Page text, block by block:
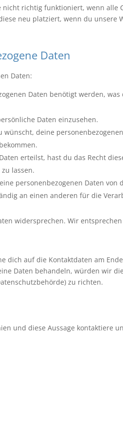
richtig funktioniert, wenn alle
neu platziert, wenn du unsere
Daten
Daten:
Daten benötigt werden,
Daten einzusehen.
deine
erteilst, hast du das Recht
lassen.
personenbezogenen Daten von
an einen anderen für die
widersprechen. Wir
dich auf die Kontaktdaten am
Daten behandeln, würden wir
zu richten.
und diese Aussage kontaktiere